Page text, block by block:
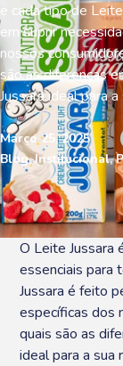
e cada tipo de
em suprir
nossos
são as diferenças
Jussara ideal para
Março 25, 2025
Blog,Institucional,
O Leite Jussara
essenciais para
Jussara é feito
específicas dos
quais são as
ideal para a sua